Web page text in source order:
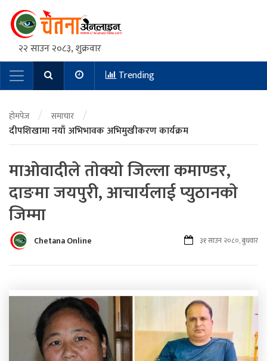
२२ साउन २०८३, शुक्रवार
Main NavigationTrending
होमपेज / समाचार /
दीपशिखामा नयाँ अभिभावक अभिमुखीकरण कार्यक्रम
माओवादीले ताेक्याे जिल्ला कमाण्डर,
दाङमा जयपुरी, आचार्यलाई प्युठानकाे
जिम्मा
Chetana Online ३१ साउन २०८०, बुधवार